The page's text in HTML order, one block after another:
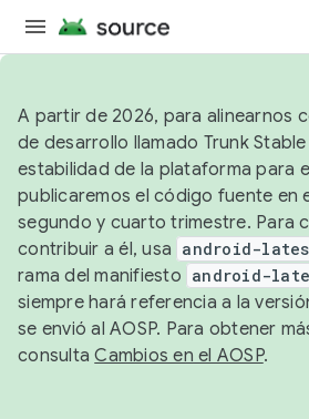
A partir de 2026, para alinearnos
de desarrollo llamado Trunk
estabilidad de la plataforma para
publicaremos el código fuente en
segundo y cuarto trimestre. Para
contribuir a él, usa android-
rama del manifiesto android-
siempre hará referencia a la
se envió al AOSP. Para obtener
consultaCambios en el AOSP.